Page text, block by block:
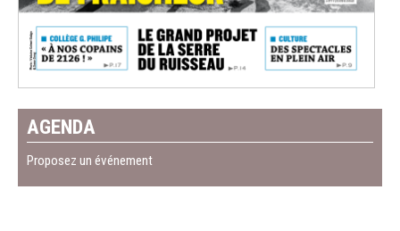
AGENDA
Proposez un événement